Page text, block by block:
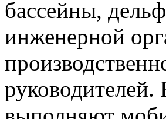
бассейны,
инженерной